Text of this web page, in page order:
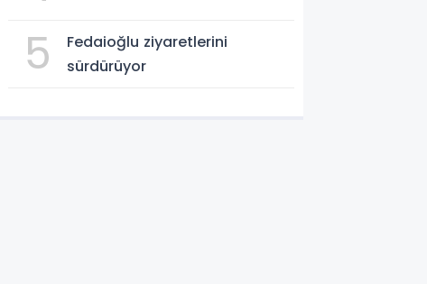
5
Fedaioğlu ziyaretlerini
sürdürüyor